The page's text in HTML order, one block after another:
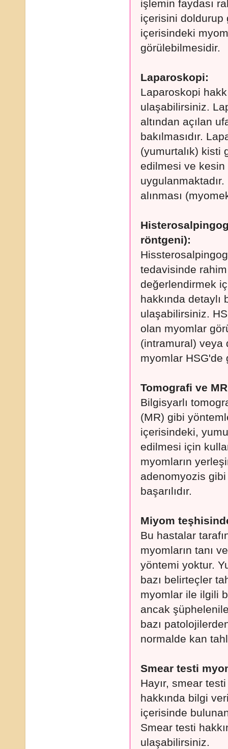
işlemin faydası
içerisini doldurup
içerisindeki
görülebilmesidir.
Laparoskopi:
Laparoskopi
ulaşabilirsiniz.
altından açılan
bakılmasıdır.
(yumurtalık) kisti
edilmesi ve kesin
alınması
röntgeni):
tedavisinde rahim
değerlendirmek
hakkında detaylı
ulaşabilirsiniz.
olan myomlar
(intramural) veya
myomlar HSG'de
Tomografi ve MR
Bilgisyarlı
(MR) gibi
içerisindeki,
edilmesi için
myomların
adenomyozis
başarılıdır.
Miyom
Bu hastalar
myomların tanı
yöntemi yoktur.
bazı belirteçler
myomlar ile ilgili
ancak
bazı
normalde kan
Smear testi
Hayır, smear
hakkında bilgi
içerisinde
Smear testi
ulaşabilirsiniz.